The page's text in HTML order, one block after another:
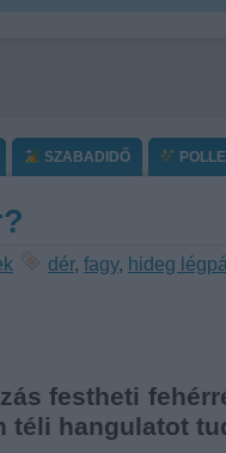
SZABADIDŐ
dér, fagy, hideg
festheti
téli hangulatot